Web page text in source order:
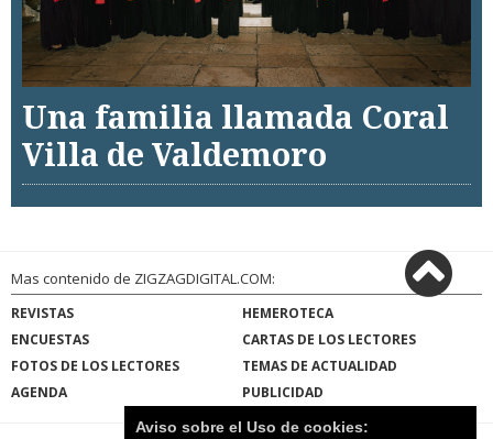
Una familia llamada Coral
Villa de Valdemoro
Mas contenido de ZIGZAGDIGITAL.COM:
REVISTAS
HEMEROTECA
ENCUESTAS
CARTAS DE LOS LECTORES
FOTOS DE LOS LECTORES
TEMAS DE ACTUALIDAD
AGENDA
PUBLICIDAD
Aviso sobre el Uso de cookies: